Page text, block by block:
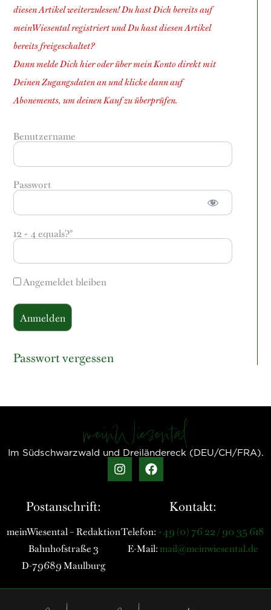
diesen Artikel weiterzulesen!Du hast Dich bereits auf
meinWiesental registriert und Du hast diesen Artikel
bereits freigeschaltet?
Dann melde Dich hier oder übermein Kontodirekt mit
Deinen Zugangsdaten an und klicke dann auf
Abonements, um deinen Kauf zu überprüfen.
Benutzername
Passwort
12 + 4 equals?*
Angemeldet bleiben
Passwort vergessen
meinWiesental
Im Südschwarzwald und Dreiländereck (DEU/CH/FRA).
Postanschrift:
meinWiesental – Redaktion
Bahnhofstraße 3
D-79689 Maulburg
Kontakt:
Telefon:+49 (0) 76 22 / 90 35 618
E-Mail:mail@meinwiesental.de